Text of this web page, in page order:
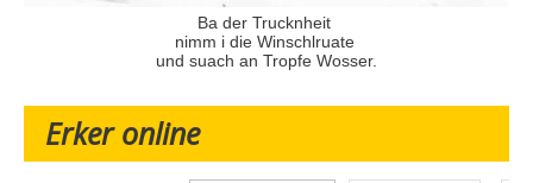
Ba der Trucknheit
nimm i die Winschlruate
und suach an Tropfe Wosser.
Erker online